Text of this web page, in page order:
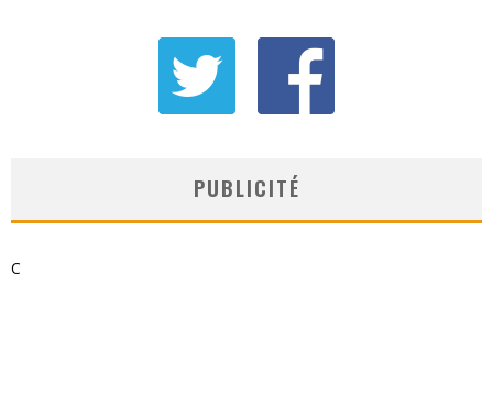
PUBLICITÉ
C